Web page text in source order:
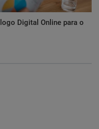
Digital Online para o